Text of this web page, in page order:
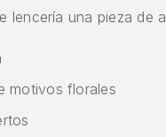
lencería una pieza de
motivos florales